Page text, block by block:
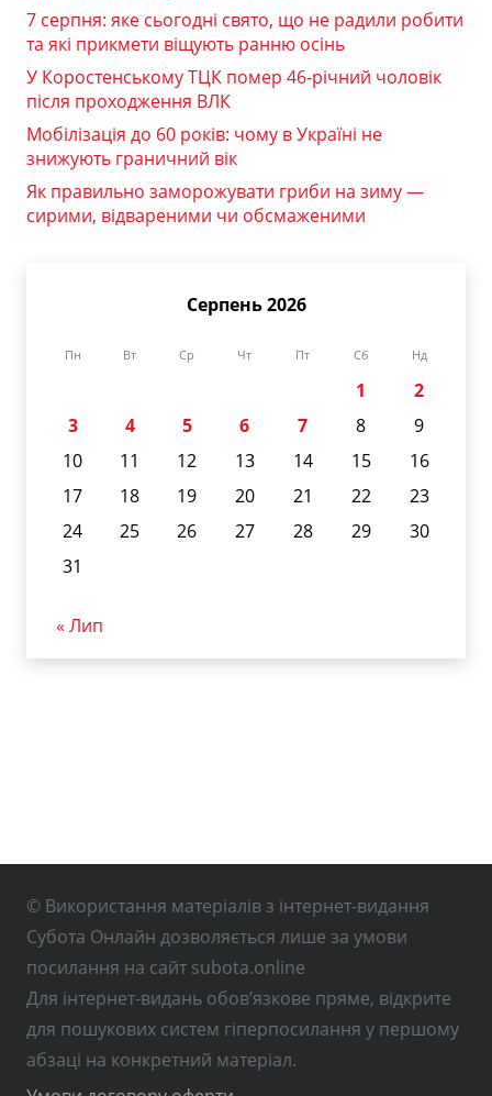
7 серпня: яке сьогодні свято, що не радили робити
та які прикмети віщують ранню осінь
У Коростенському ТЦК помер 46-річний чоловік
після проходження ВЛК
Мобілізація до 60 років: чому в Україні не
знижують граничний вік
Як правильно заморожувати гриби на зиму —
сирими, відвареними чи обсмаженими
Серпень 2026
Пн Вт Ср Чт Пт Сб Нд
1
2
3
4 5 6 7 8
9
10
11 12 13 14 15
16
17
18 19 20 21 22
23
24
25 26 27 28 29
30
31
« Лип
© Використання матеріалів з інтернет-видання
Субота Онлайн дозволяється лише за умови
посилання на сайт subota.online
Для інтернет-видань обов’язкове пряме, відкрите
для пошукових систем гіперпосилання у першому
абзаці на конкретний матеріал.